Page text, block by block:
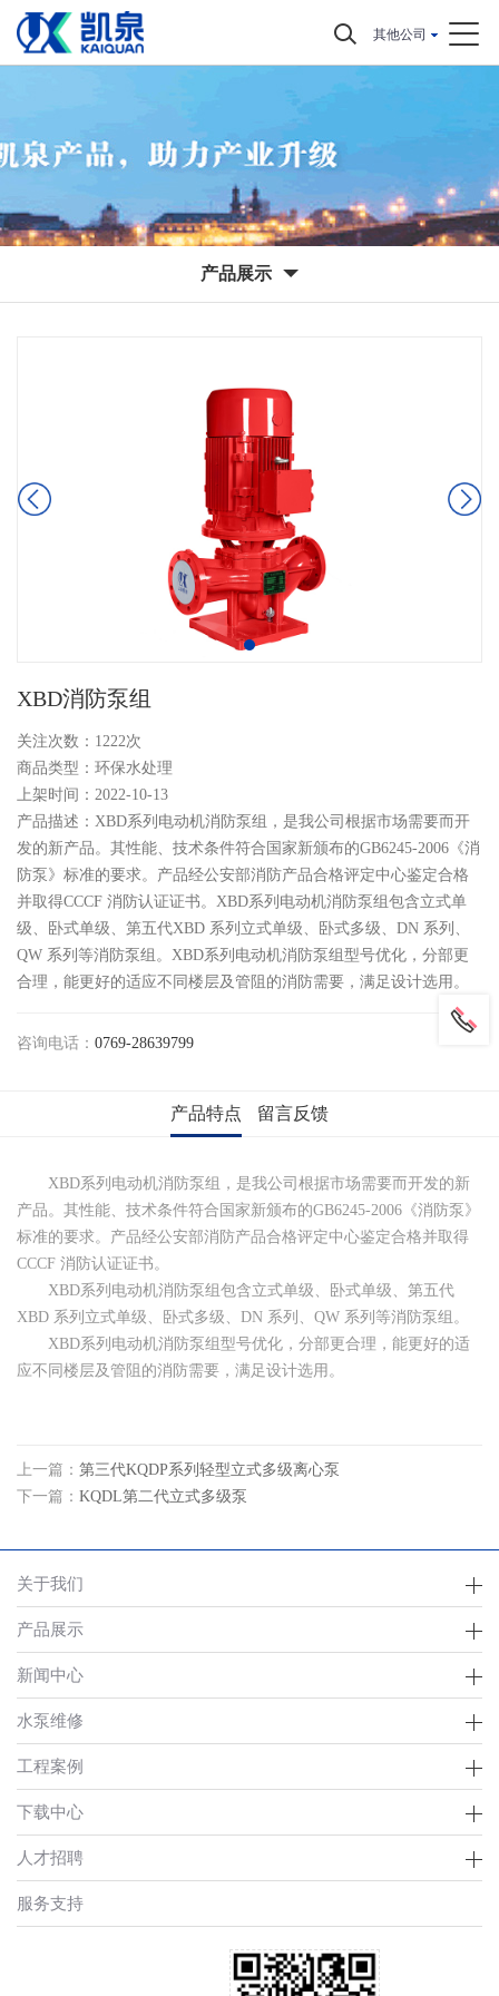
其他公司
产品展示
XBD消防泵组
关注次数： 1222次
商品类型：环保水处理
上架时间：2022-10-13
产品描述：XBD系列电动机消防泵组，是我公司根据市场需要而开
发的新产品。其性能、技术条件符合国家新颁布的GB6245-2006《消
防泵》标准的要求。产品经公安部消防产品合格评定中心鉴定合格
并取得CCCF 消防认证证书。XBD系列电动机消防泵组包含立式单
级、卧式单级、第五代XBD 系列立式单级、卧式多级、DN 系列、
QW 系列等消防泵组。XBD系列电动机消防泵组型号优化，分部更
合理，能更好的适应不同楼层及管阻的消防需要，满足设计选用。
咨询电话： 0769-28639799
产品特点 留言反馈
XBD系列电动机消防泵组，是我公司根据市场需要而开发的新
产品。其性能、技术条件符合国家新颁布的GB6245-2006《消防泵》
标准的要求。产品经公安部消防产品合格评定中心鉴定合格并取得
CCCF 消防认证证书。
XBD系列电动机消防泵组包含立式单级、卧式单级、第五代
XBD 系列立式单级、卧式多级、DN 系列、QW 系列等消防泵组。
XBD系列电动机消防泵组型号优化，分部更合理，能更好的适
应不同楼层及管阻的消防需要，满足设计选用。
上一篇： 第三代KQDP系列轻型立式多级离心泵
下一篇： KQDL第二代立式多级泵
关于我们
产品展示
新闻中心
水泵维修
工程案例
下载中心
人才招聘
服务支持